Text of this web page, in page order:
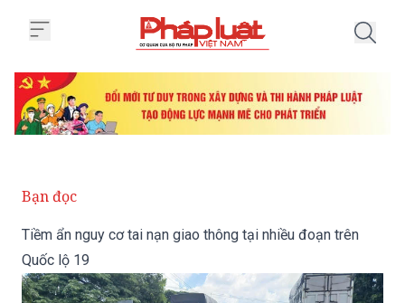
Bạn đọc
Tiềm ẩn nguy cơ tai nạn giao thông tại nhiều đoạn trên
Quốc lộ 19